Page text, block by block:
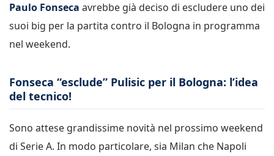
Paulo Fonseca avrebbe già deciso di escludere uno dei
suoi big per la partita contro il Bologna in programma
nel weekend.
Fonseca “esclude” Pulisic per il Bologna: l’idea
del tecnico!
Sono attese grandissime novità nel prossimo weekend
di Serie A. In modo particolare, sia Milan che Napoli